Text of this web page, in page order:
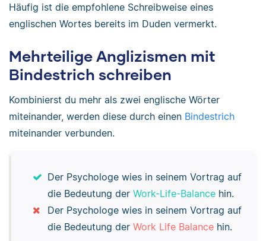
Häufig ist die empfohlene Schreibweise eines
englischen Wortes bereits im Duden vermerkt.
Mehrteilige Anglizismen mit
Bindestrich schreiben
Kombinierst du mehr als zwei englische Wörter
miteinander, werden diese durch einen Bindestrich
miteinander verbunden.
Der Psychologe wies in seinem Vortrag auf
die Bedeutung der Work-Life-Balancehin.
Der Psychologe wies in seinem Vortrag auf
die Bedeutung der Work Life Balancehin.